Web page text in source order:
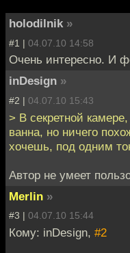
holodilnik »
#1 | 04.07.10 14:58
Очень интересно. И
inDesign »
#2 | 04.07.10 15:43
> В секретной
ванна, но ничего
хочешь, под одним
Автор не умеет
Merlin »
#3 | 04.07.10 15:44
Кому: inDesign, #2